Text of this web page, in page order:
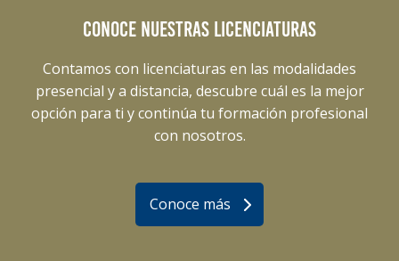
CONOCE NUESTRAS LICENCIATURAS
Contamos con licenciaturas en las modalidades
presencial y a distancia, descubre cuál es la mejor
opción para ti y continúa tu formación profesional
con nosotros.
Conoce más